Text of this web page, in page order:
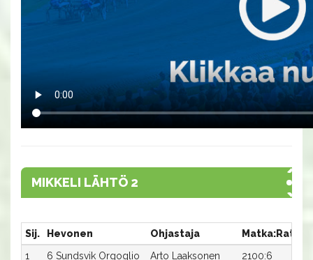
MIKKELI LÄHTÖ 2
Sij. Hevonen Ohjastaja Matka:Rata
1
6 Sundsvik Orgoglio Arto Laaksonen 2100:6